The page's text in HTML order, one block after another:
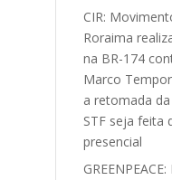
CIR:
Roraima
na BR-174
Marco
a retomada
STF seja feita
presencial